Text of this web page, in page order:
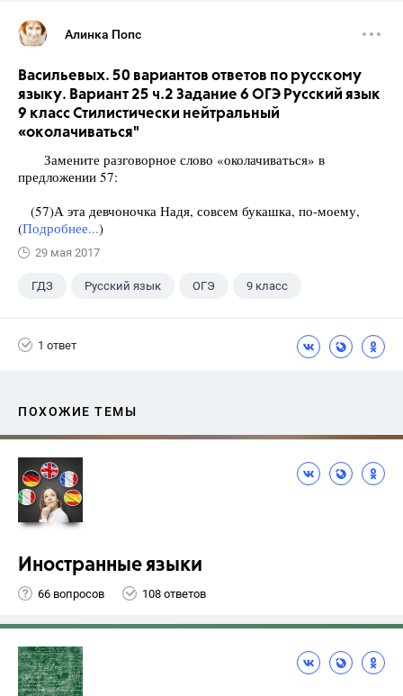
Алинка Попс
Васильевых. 50 вариантов ответов по русскому
языку. Вариант 25 ч.2 Задание 6 ОГЭ Русский язык
9 класс Стилистически нейтральный
«околачиваться"
Замените разговорное слово «околачиваться» в
предложении 57:
(57)А эта девчоночка Надя, совсем букашка, по-моему,
(Подробнее...)
29 мая 2017
ГДЗ Русский язык ОГЭ 9 класс
1 ответ
ПОХОЖИЕ ТЕМЫ
Иностранные языки
66 вопросов 108 ответов